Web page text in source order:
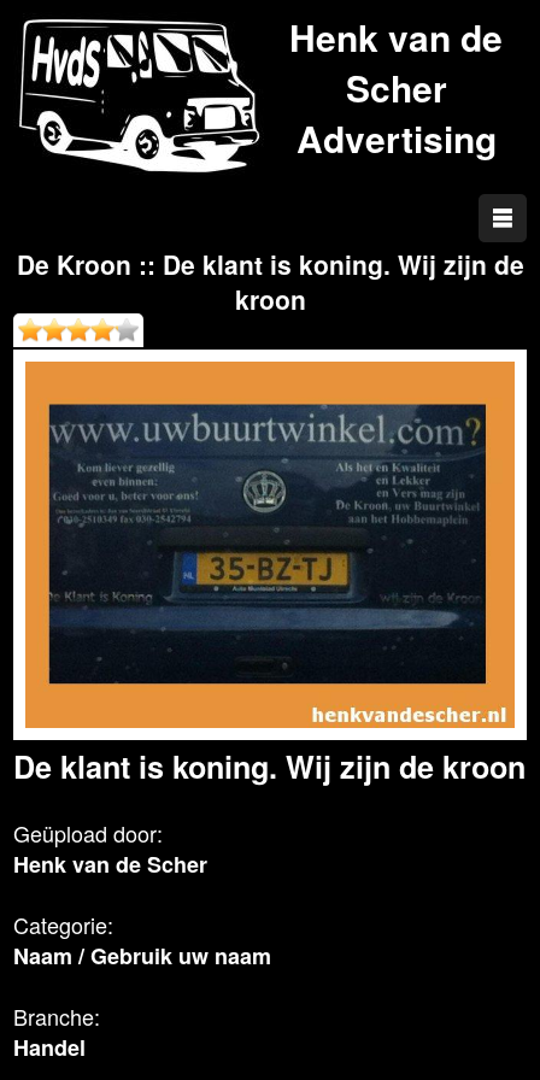
Henk van de
Scher
Advertising
De Kroon :: De klant is koning. Wij zijn de
kroon
De klant is koning. Wij zijn de kroon
Geüpload door:
Henk van de Scher
Categorie:
Naam /Gebruik uw naam
Branche:
Handel